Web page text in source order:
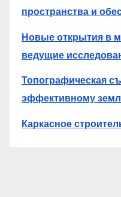
пространства и
Новые открытия в
ведущие
Топографическая
эффективному
Каркасное